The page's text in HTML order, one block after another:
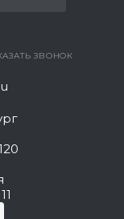
ЗВОНОК